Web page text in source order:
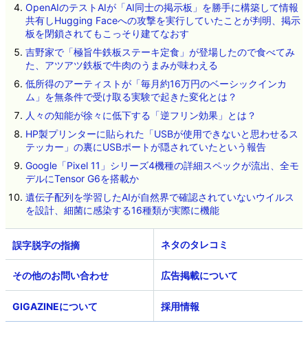
OpenAIのテストAIが「AI同士の掲示板」を勝手に構築して情報
共有しHugging Faceへの攻撃を実行していたことが判明、掲示
板を閉鎖されてもこっそり建てなおす
吉野家で「極旨牛鉄板ステーキ定食」が登場したので食べてみ
た、アツアツ鉄板で牛肉のうまみが味わえる
低所得のアーティストが「毎月約16万円のベーシックインカ
ム」を無条件で受け取る実験で起きた変化とは？
人々の知能が徐々に低下する「逆フリン効果」とは？
HP製プリンターに貼られた「USBが使用できないと思わせるス
テッカー」の裏にUSBポートが隠されていたという報告
Google「Pixel 11」シリーズ4機種の詳細スペックが流出、全モ
デルにTensor G6を搭載か
遺伝子配列を学習したAIが自然界で確認されていないウイルス
を設計、細菌に感染する16種類が実際に機能
ネタのタレコミ
その他のお問い合わせ 広告掲載について
GIGAZINEについて 採用情報